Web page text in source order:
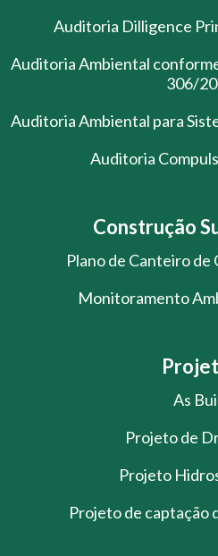
Auditoria Dilligence
Auditoria Ambiental
306/
Auditoria Ambiental para
Auditoria
Construção
Plano de Canteiro de
Monitoramento
As
Projeto de
Projeto
Projeto de captação